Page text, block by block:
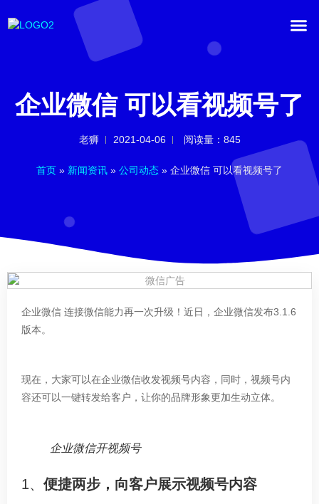
企业微信 可以看视频号了
老狮 2021-04-06 阅读量：845
首页 » 新闻资讯 » 公司动态 » 企业微信 可以看视频号了
企业微信 连接微信能力再一次升级！近日，企业微信发布3.1.6
版本。
现在，大家可以在企业微信收发视频号内容，同时，视频号内
容还可以一键转发给客户，让你的品牌形象更加生动立体。
企业微信开视频号
1、 便捷两步，向客户展示视频号内容